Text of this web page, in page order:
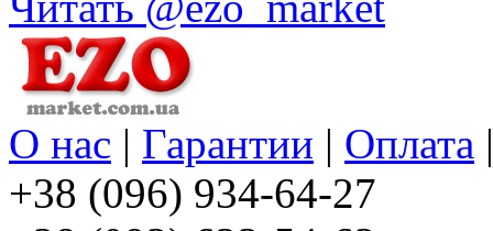
О нас | Гарантии | Оплата
+38 (096) 934-64-27